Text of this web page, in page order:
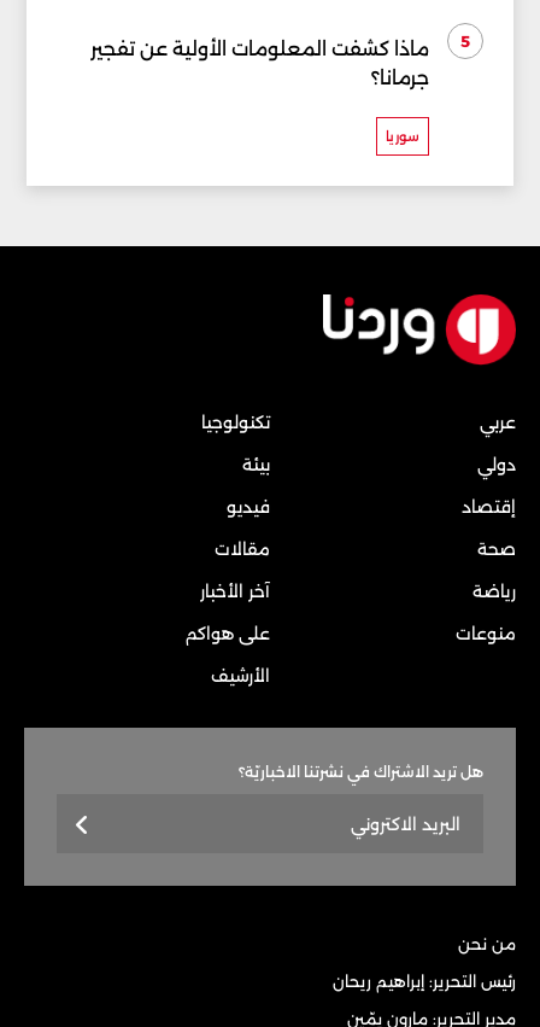
5
ماذا كشفت المعلومات الأولية عن تفجير
جرمانا؟
سوريا
عربي
دولي
إقتصاد
صحة
رياضة
منوعات
تكنولوجيا
بيئة
فيديو
مقالات
آخر الأخبار
على هواكم
الأرشيف
هل تريد الاشتراك في نشرتنا الاخباريّة؟
من نحن
رئيس التحرير: إبراهيم ريحان
مدير التحرير: مارون يمّين